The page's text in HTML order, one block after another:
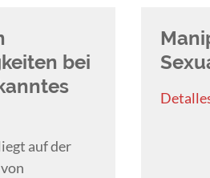
bei
auf der